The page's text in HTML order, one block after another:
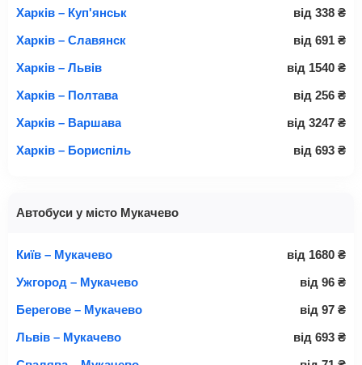
Харків – Куп'янськ
від 338 ₴
Харків – Славянск
від 691 ₴
Харків – Львів
від 1540 ₴
Харків – Полтава
від 256 ₴
Харків – Варшава
від 3247 ₴
Харків – Бориспіль
від 693 ₴
Автобуси у місто Мукачево
Київ – Мукачево від 1680 ₴
Ужгород – Мукачево
від 96 ₴
Берегове – Мукачево
від 97 ₴
Львів – Мукачево
від 693 ₴